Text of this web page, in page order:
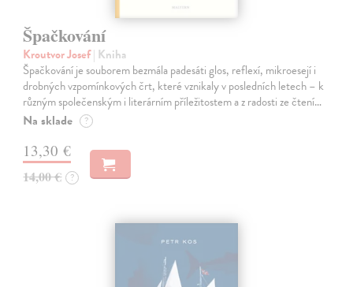
Špačkování
Kroutvor Josef| Kniha
Špačkování je souborem bezmála padesáti glos, reflexí, mikroesejí i
drobných vzpomínkových črt, které vznikaly v posledních letech – k
různým společenským i literárním příležitostem a z radosti ze čtení…
Na sklade ?
13,30 €
14,00 € ?